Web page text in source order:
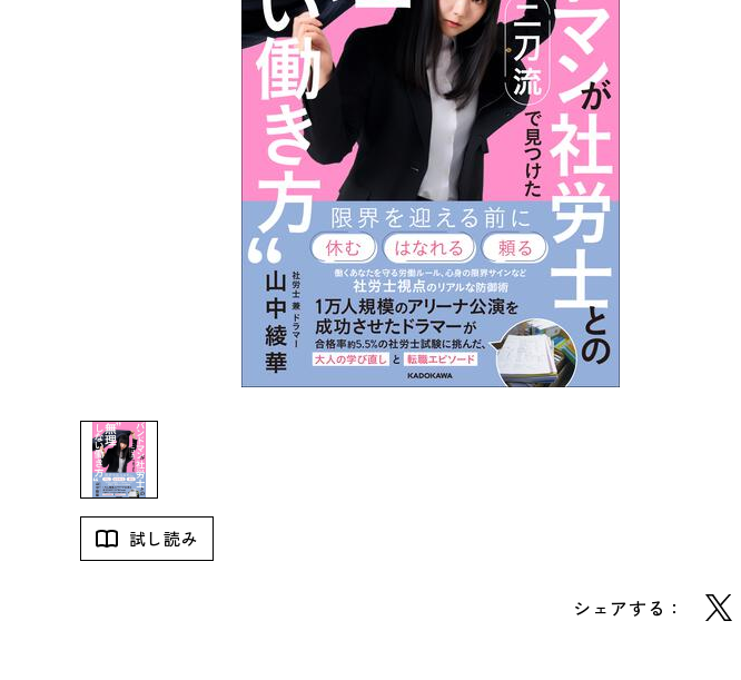
試し読み
シェアする：